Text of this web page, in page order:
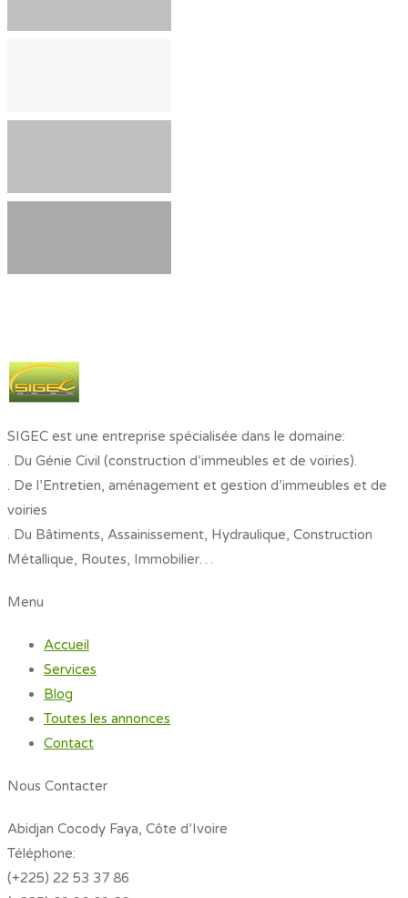
SIGEC est une entreprise spécialisée dans le domaine:
. Du Génie Civil (construction d’immeubles et de voiries).
. De l’Entretien, aménagement et gestion d’immeubles et de
voiries
. Du Bâtiments, Assainissement, Hydraulique, Construction
Métallique, Routes, Immobilier…
Menu
Accueil
Services
Blog
Toutes les annonces
Contact
Nous Contacter
Abidjan Cocody Faya, Côte d’Ivoire
Téléphone:
(+225) 22 53 37 86